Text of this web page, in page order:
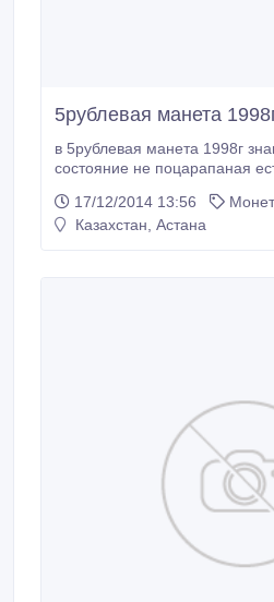
5рублевая манета
в 5рублевая манета 1998г
состояние не поцарапаная
17/12/2014 13:56
Казахстан, Астана